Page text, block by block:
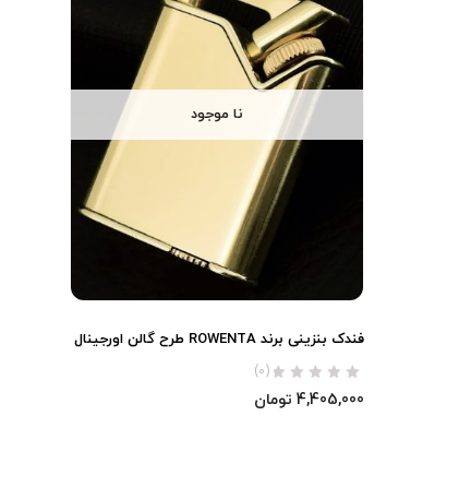
نا موجود
فندک بنزینی برند ROWENTA طرح گالن اورجینال
(0)
4,405,000 تومان